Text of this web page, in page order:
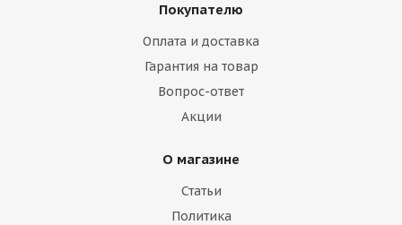
Покупателю
Оплата и доставка
Гарантия на товар
Вопрос-ответ
Акции
О магазине
Статьи
Политика